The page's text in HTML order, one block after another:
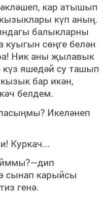
кар атышып
күп аның.
балыкларны
куыгын сөңге белән
Ник аны җылавык
күз яшедәй су ташып
бар икән,
белдем.
Икеләнеп
Куркач...
сынап карыйсы
генә.